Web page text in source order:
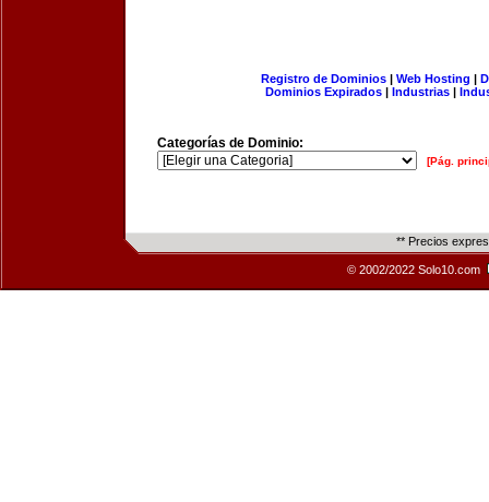
Registro de Dominios| Web Hosting |
Dominios Expirados | Industrias |
Categorías de Dominio:
[Pág.
** Precios
© 2002/2022 Solo10.com